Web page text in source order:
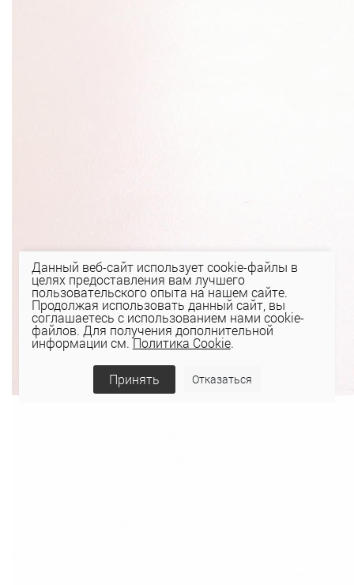
Данный веб-сайт использует cookie-файлы в
целях предоставления вам лучшего
пользовательского опыта на нашем сайте.
Продолжая использовать данный сайт, вы
соглашаетесь с использованием нами cookie-
файлов. Для получения дополнительной
информации см.Политика Cookie.
Принять Отказаться